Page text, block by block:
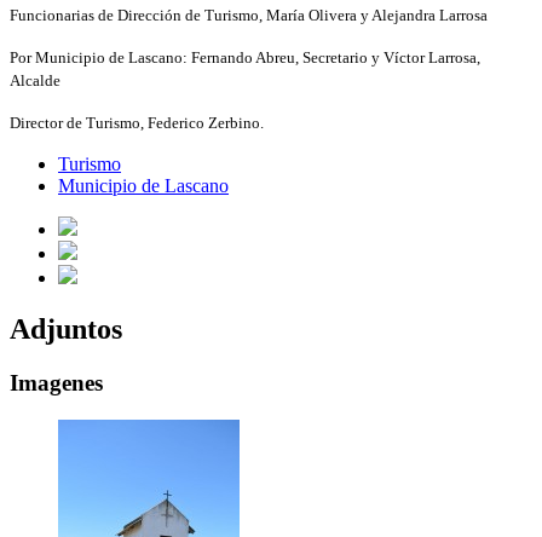
Funcionarias de Dirección de Turismo, María Olivera y Alejandra Larrosa
Por Municipio de Lascano: Fernando Abreu, Secretario y Víctor Larrosa,
Alcalde
Director de Turismo, Federico Zerbino.
Turismo
Municipio de Lascano
Adjuntos
Imagenes